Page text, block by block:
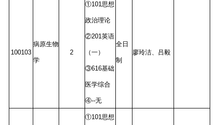
100103
病原生物
学
2
①101思想
政治理论
②201英语
（一）
③616基础
医学综合
④--无
全日
制
廖玲洁、吕毅
①101思想